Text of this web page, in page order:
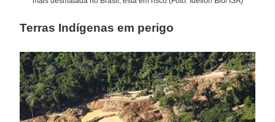
Terras Indígenas em perigo